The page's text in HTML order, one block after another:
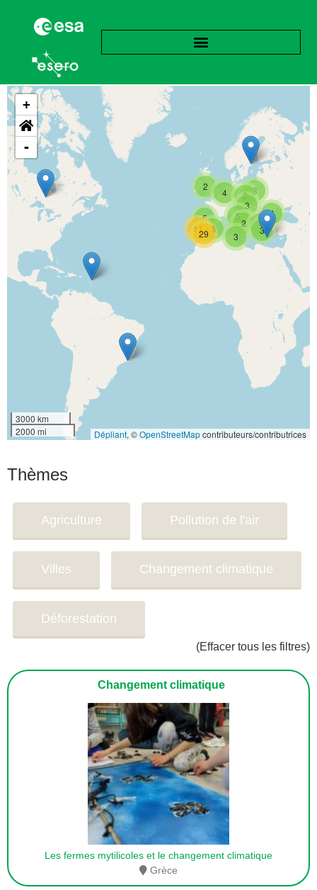
2
3
3
2
5
2
4 3
4
3
4
6
5
29
11
+
-
3000 km
2000 mi
Dépliant, ©OpenStreetMapcontributeurs/contributrices
Thèmes
Agriculture Pollution de l'air
Villes Changement climatique
Déforestation
(Effacer tous les filtres)
Changement climatique
Les fermes mytilicoles et le changement climatique
Grèce